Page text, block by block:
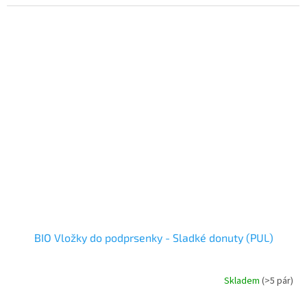
BIO Vložky do podprsenky - Sladké donuty (PUL)
Skladem (>5 pár)